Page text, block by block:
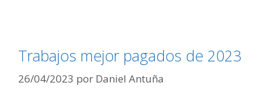
Trabajos mejor pagados de 2023
26/04/2023 por Daniel Antuña